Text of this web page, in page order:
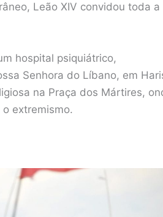
Leão XIV convidou toda a
hospital psiquiátrico,
Senhora do Líbano, em
na Praça dos Mártires,
extremismo.